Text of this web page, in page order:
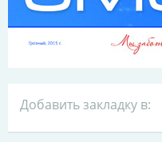
Добавить закладку в: